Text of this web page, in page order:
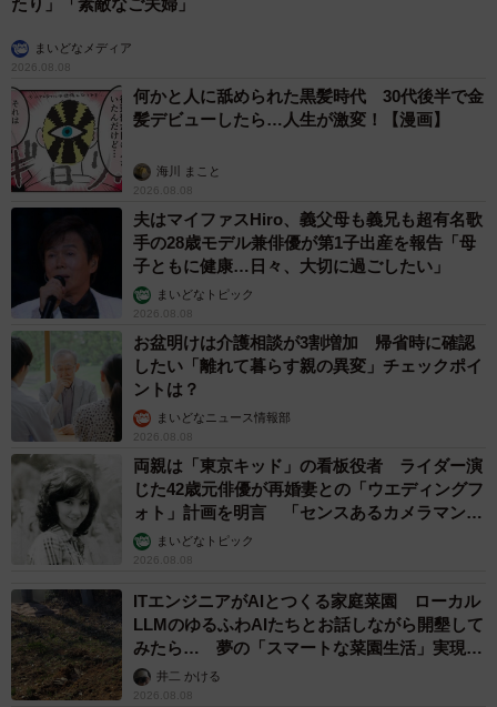
まいどなメディア
2026.08.08
何かと人に舐められた黒髪時代 30代後半で金
髪デビューしたら…人生が激変！【漫画】
海川 まこと
2026.08.08
夫はマイファスHiro、義父母も義兄も超有名歌
手の28歳モデル兼俳優が第1子出産を報告「母
子ともに健康…日々、大切に過ごしたい」
まいどなトピック
2026.08.08
お盆明けは介護相談が3割増加 帰省時に確認
したい「離れて暮らす親の異変」チェックポイ
ントは？
まいどなニュース情報部
2026.08.08
両親は「東京キッド」の看板役者 ライダー演
じた42歳元俳優が再婚妻との「ウエディングフ
ォト」計画を明言 「センスあるカメラマン求
む」まいどなトピック
2026.08.08
ITエンジニアがAIとつくる家庭菜園 ローカル
LLMのゆるふわAIたちとお話しながら開墾して
みたら… 夢の「スマートな菜園生活」実現な
るか井二 かける
2026.08.08